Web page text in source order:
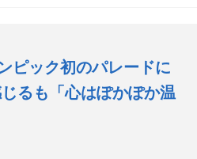
ピック初のパレードに
るも「心はぽかぽか温